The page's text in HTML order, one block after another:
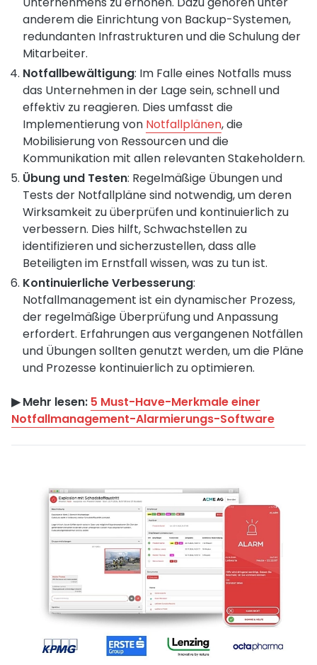
anderem die Einrichtung von Backup-Systemen,
redundanten Infrastrukturen und die Schulung der
Mitarbeiter.
Notfallbewältigung: Im Falle eines Notfalls muss
das Unternehmen in der Lage sein, schnell und
effektiv zu reagieren. Dies umfasst die
Implementierung von Notfallplänen, die
Mobilisierung von Ressourcen und die
Kommunikation mit allen relevanten Stakeholdern.
Übung und Testen: Regelmäßige Übungen und
Tests der Notfallpläne sind notwendig, um deren
Wirksamkeit zu überprüfen und kontinuierlich zu
verbessern. Dies hilft, Schwachstellen zu
identifizieren und sicherzustellen, dass alle
Beteiligten im Ernstfall wissen, was zu tun ist.
Kontinuierliche Verbesserung:
Notfallmanagement ist ein dynamischer Prozess,
der regelmäßige Überprüfung und Anpassung
erfordert. Erfahrungen aus vergangenen Notfällen
und Übungen sollten genutzt werden, um die Pläne
und Prozesse kontinuierlich zu optimieren.
▶︎ Mehr lesen: 5 Must-Have-Merkmale einer
Notfallmanagement-Alarmierungs-Software